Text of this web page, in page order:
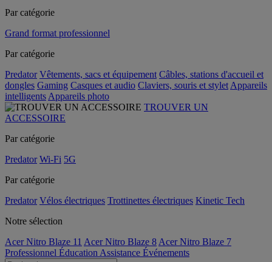
Par catégorie
Grand format professionnel
Par catégorie
Predator Vêtements, sacs et équipement Câbles, stations d'accueil et
dongles Gaming Casques et audio Claviers, souris et stylet Appareils
intelligents Appareils photo
TROUVER UN
ACCESSOIRE
Par catégorie
Predator Wi-Fi 5G
Par catégorie
Predator Vélos électriques Trottinettes électriques Kinetic Tech
Notre sélection
Acer Nitro Blaze 11 Acer Nitro Blaze 8 Acer Nitro Blaze 7
Professionnel Éducation Assistance Événements